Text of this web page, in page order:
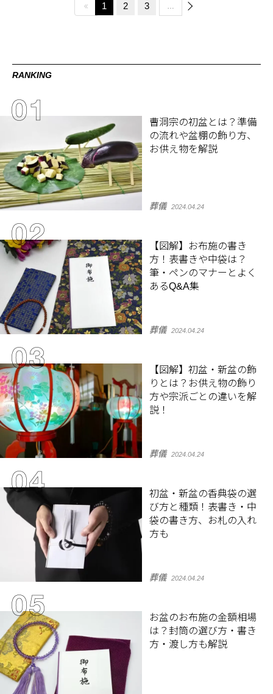
1 2 3
RANKING
曹洞宗の初盆とは？準備
の流れや盆棚の飾り方、
お供え物を解説
葬儀 2024.04.24
【図解】お布施の書き
方！表書きや中袋は？
筆・ペンのマナーとよく
あるQ&A集
葬儀 2024.04.24
【図解】初盆・新盆の飾
りとは？お供え物の飾り
方や宗派ごとの違いを解
説！
葬儀 2024.04.24
初盆・新盆の香典袋の選
び方と種類！表書き・中
袋の書き方、お札の入れ
方も
葬儀 2024.04.24
お盆のお布施の金額相場
は？封筒の選び方・書き
方・渡し方も解説